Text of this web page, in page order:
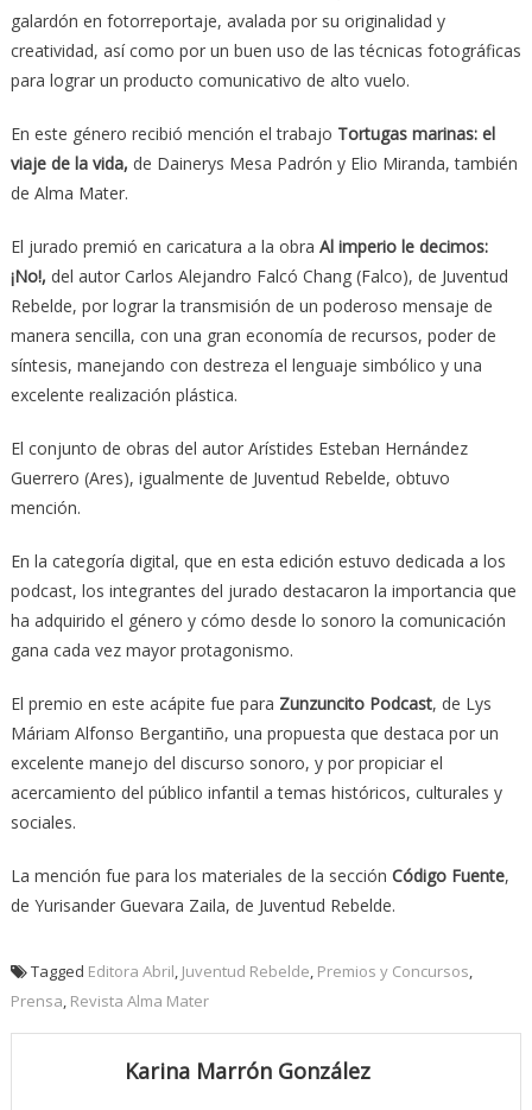
galardón en fotorreportaje, avalada por su originalidad y
creatividad, así como por un buen uso de las técnicas fotográficas
para lograr un producto comunicativo de alto vuelo.
En este género recibió mención el trabajo Tortugas marinas: el
viaje de la vida, de Dainerys Mesa Padrón y Elio Miranda, también
de Alma Mater.
El jurado premió en caricatura a la obra Al imperio le decimos:
¡No!, del autor Carlos Alejandro Falcó Chang (Falco), de Juventud
Rebelde, por lograr la transmisión de un poderoso mensaje de
manera sencilla, con una gran economía de recursos, poder de
síntesis, manejando con destreza el lenguaje simbólico y una
excelente realización plástica.
El conjunto de obras del autor Arístides Esteban Hernández
Guerrero (Ares), igualmente de Juventud Rebelde, obtuvo
mención.
En la categoría digital, que en esta edición estuvo dedicada a los
podcast, los integrantes del jurado destacaron la importancia que
ha adquirido el género y cómo desde lo sonoro la comunicación
gana cada vez mayor protagonismo.
El premio en este acápite fue para Zunzuncito Podcast, de Lys
Máriam Alfonso Bergantiño, una propuesta que destaca por un
excelente manejo del discurso sonoro, y por propiciar el
acercamiento del público infantil a temas históricos, culturales y
sociales.
La mención fue para los materiales de la sección Código Fuente,
de Yurisander Guevara Zaila, de Juventud Rebelde.
Tagged Editora Abril Juventud Rebelde Premios y Concursos
Prensa Revista Alma Mater
Karina Marrón González